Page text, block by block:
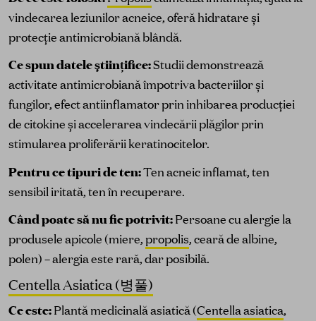
vindecarea leziunilor acneice, oferă hidratare și
protecție antimicrobiană blândă.
Ce spun datele științifice:Studii demonstrează
activitate antimicrobiană împotriva bacteriilor și
fungilor, efect antiinflamator prin inhibarea producției
de citokine și accelerarea vindecării plăgilor prin
stimularea proliferării keratinocitelor.
Pentru ce tipuri de ten:Ten acneic inflamat, ten
sensibil iritată, ten în recuperare.
Când poate să nu fie potrivit:Persoane cu alergie la
produsele apicole (miere, propolis, ceară de albine,
polen) – alergia este rară, dar posibilă.
Centella Asiatica (병풀)
Ce este:Plantă medicinală asiatică (Centella asiatica,